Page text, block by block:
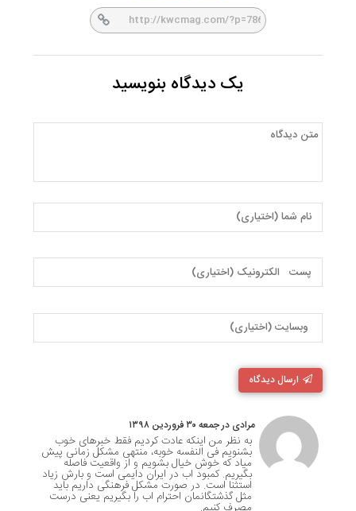
یک دیدگاه بنویسید
ارسال دیدگاه
مرادی در جمعه ۳۰ فروردین ۱۳۹۸
به نظر من اینکه عادت کردیم فقط خبرهای خوب
بشنویم فی النفسه خوبه، منتهی مشکل زمانی پیش
میاد که خوش خیال بشویم و از واقعیت فاصله
بگیریم. کمبود اب در ایران دایمی است و بارش زیاد
استثنا است. در صورت مشکل فرهنگی داریم باید
مثل گذشتگانمان احترام اب را بگیریم یعنی درست